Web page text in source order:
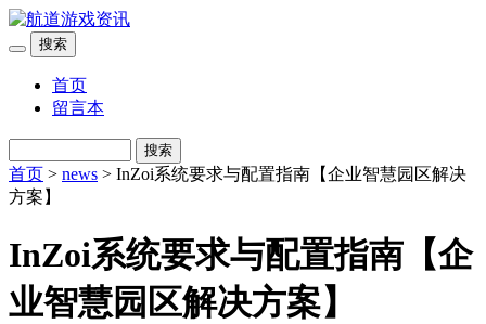
搜索
首页
留言本
搜索
首页 > news > InZoi系统要求与配置指南【企业智慧园区解决
方案】
InZoi系统要求与配置指南【企
业智慧园区解决方案】